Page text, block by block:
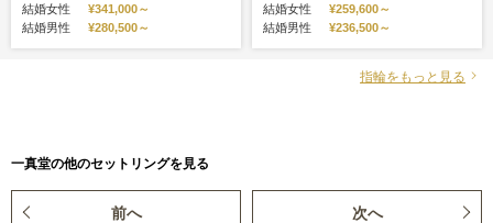
結婚女性
¥341,000～
結婚男性
¥280,500～
結婚女性
¥259,600～
結婚男性
¥236,500～
指輪をもっと見る
一真堂の他のセットリングを見る
前へ 次へ